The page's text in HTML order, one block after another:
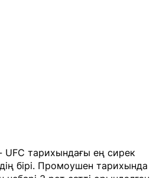
тарихындағы ең сирек
бірі. Промоушен тарихында